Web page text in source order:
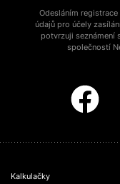
Odesláním
údajů pro účely
potvrzuji seznámení s
společností
Kalkulačky